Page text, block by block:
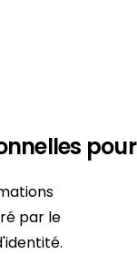
par le